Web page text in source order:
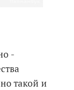
-
такой и